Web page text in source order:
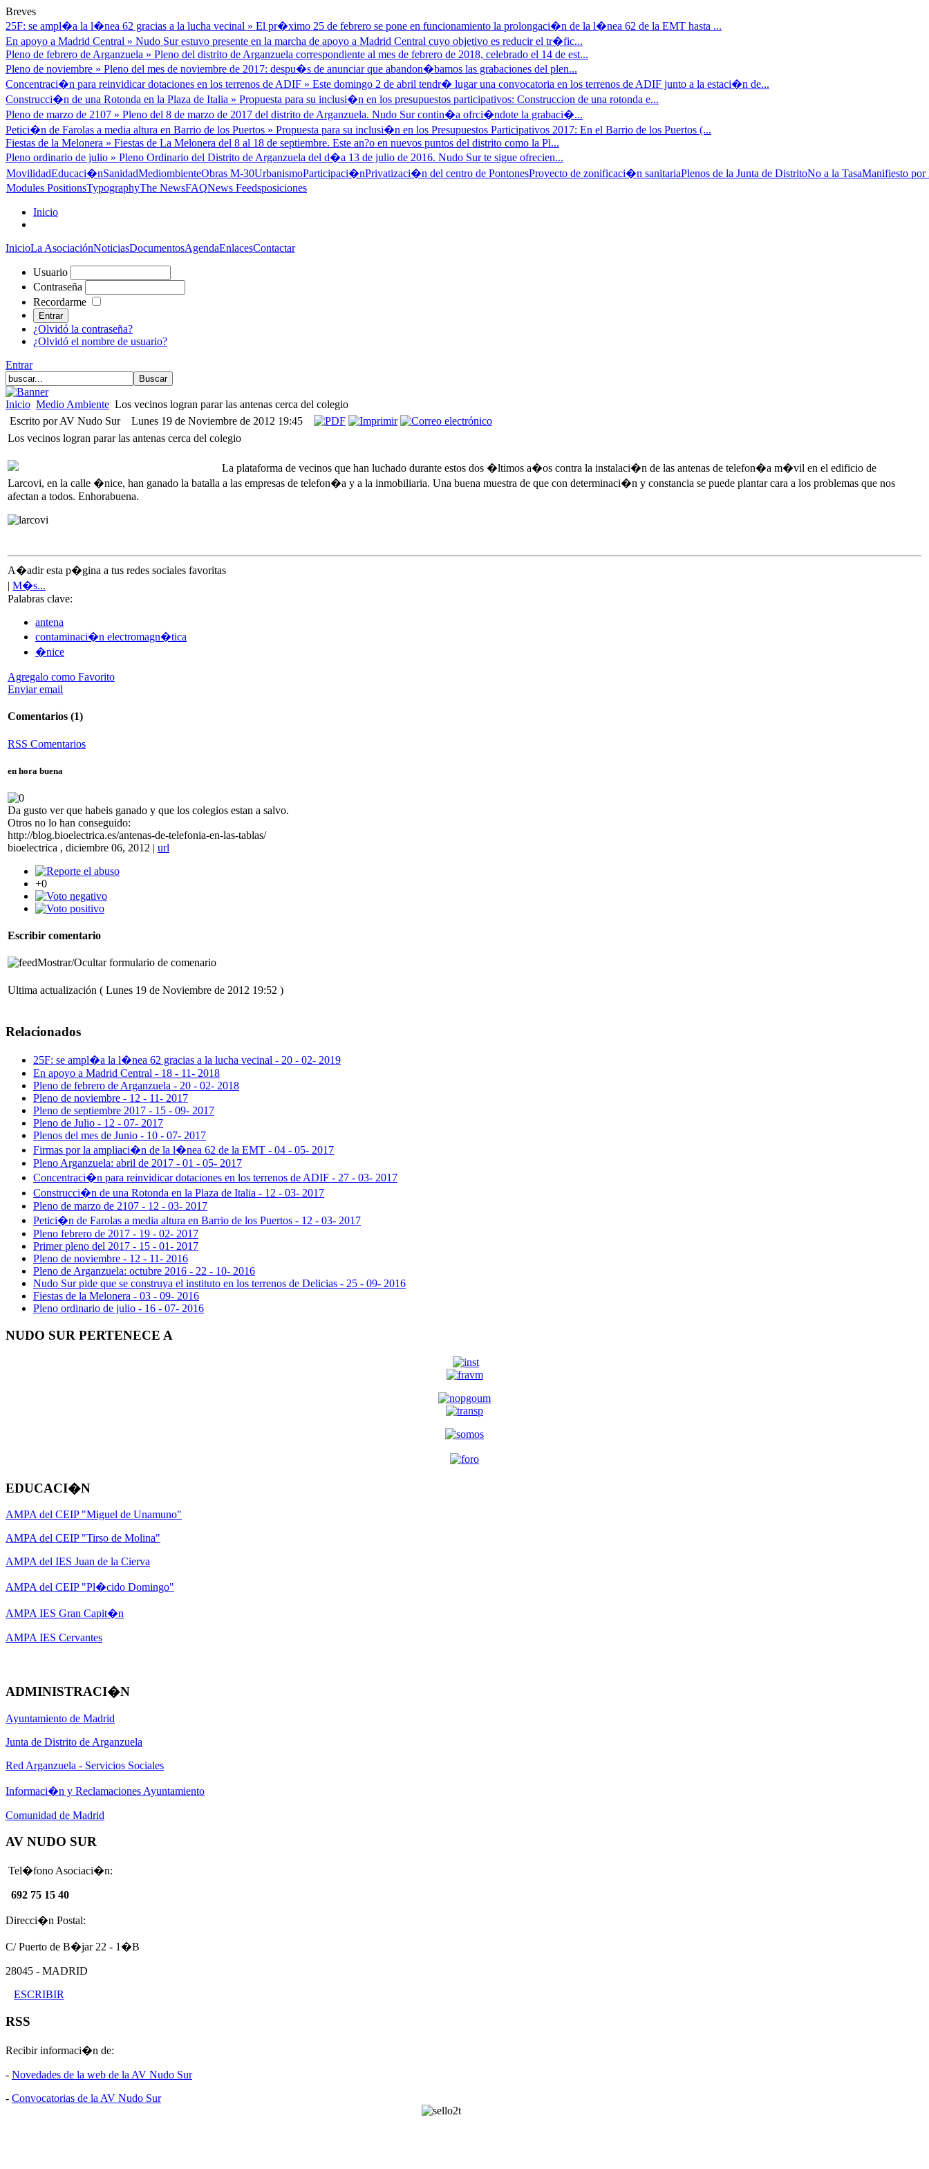
Breves
25F: se ampl�a la l�nea 62 gracias a la lucha vecinal » El pr�ximo 25 de febrero se pone en funcionamiento la prolongaci�n de la l�nea 62 de la EMT hasta ...
En apoyo a Madrid Central » Nudo Sur estuvo presente en la marcha de apoyo a Madrid Central cuyo objetivo es reducir el tr�fic...
Pleno de febrero de Arganzuela » Pleno del distrito de Arganzuela correspondiente al mes de febrero de 2018, celebrado el 14 de est...
Pleno de noviembre » Pleno del mes de noviembre de 2017: despu�s de anunciar que abandon�bamos las grabaciones del plen...
Concentraci�n para reinvidicar dotaciones en los terrenos de ADIF » Este domingo 2 de abril tendr� lugar una convocatoria en los terrenos de ADIF junto a la estaci�n de...
Construcci�n de una Rotonda en la Plaza de Italia » Propuesta para su inclusi�n en los presupuestos participativos: Construccion de una rotonda e...
Pleno de marzo de 2107 » Pleno del 8 de marzo de 2017 del distrito de Arganzuela. Nudo Sur contin�a ofrci�ndote la grabaci�...
Petici�n de Farolas a media altura en Barrio de los Puertos » Propuesta para su inclusi�n en los Presupuestos Participativos 2017: En el Barrio de los Puertos (...
Fiestas de la Melonera » Fiestas de La Melonera del 8 al 18 de septiembre. Este an?o en nuevos puntos del distrito como la Pl...
Pleno ordinario de julio » Pleno Ordinario del Distrito de Arganzuela del d�a 13 de julio de 2016. Nudo Sur te sigue ofrecien...
MovilidadEducaci�nSanidadMediombienteObras M-30UrbanismoParticipaci�nPrivatizaci�n del centro de PontonesProyecto de zonificaci�n sanitariaPlenos de la Junta de DistritoNo a la TasaManifiesto
Modules PositionsTypographyThe NewsFAQNews Feedsposiciones
Inicio
InicioLa AsociaciónNoticiasDocumentosAgendaEnlacesContactar
Usuario
Contraseña
Recordarme
¿Olvidó la contraseña?
¿Olvidó el nombre de usuario?
Entrar
Inicio Medio Ambiente Los vecinos logran parar las antenas cerca del colegio
Escrito por AV Nudo Sur
Lunes 19 de Noviembre de 2012 19:45
Los vecinos logran parar las antenas cerca del colegio
La plataforma de vecinos que han luchado durante estos dos �ltimos a�os contra la instalaci�n de las antenas de telefon�a m�vil en el edificio de
Larcovi, en la calle �nice, han ganado la batalla a las empresas de telefon�a y a la inmobiliaria. Una buena muestra de que con determinaci�n y constancia se puede plantar cara a los problemas que nos
afectan a todos. Enhorabuena.
A�adir esta p�gina a tus redes sociales favoritas
| M�s...
Palabras clave:
antena
contaminaci�n electromagn�tica
�nice
Agregalo como Favorito
Enviar email
Comentarios (1)
RSS Comentarios
en hora buena
Da gusto ver que habeis ganado y que los colegios estan a salvo.
Otros no lo han conseguido:
http://blog.bioelectrica.es/antenas-de-telefonia-en-las-tablas/
bioelectrica , diciembre 06, 2012 | url
+0
Escribir comentario
Mostrar/Ocultar formulario de comenario
Ultima actualización ( Lunes 19 de Noviembre de 2012 19:52 )
Relacionados
25F: se ampl�a la l�nea 62 gracias a la lucha vecinal - 20 - 02- 2019
En apoyo a Madrid Central - 18 - 11- 2018
Pleno de febrero de Arganzuela - 20 - 02- 2018
Pleno de noviembre - 12 - 11- 2017
Pleno de septiembre 2017 - 15 - 09- 2017
Pleno de Julio - 12 - 07- 2017
Plenos del mes de Junio - 10 - 07- 2017
Firmas por la ampliaci�n de la l�nea 62 de la EMT - 04 - 05- 2017
Pleno Arganzuela: abril de 2017 - 01 - 05- 2017
Concentraci�n para reinvidicar dotaciones en los terrenos de ADIF - 27 - 03- 2017
Construcci�n de una Rotonda en la Plaza de Italia - 12 - 03- 2017
Pleno de marzo de 2107 - 12 - 03- 2017
Petici�n de Farolas a media altura en Barrio de los Puertos - 12 - 03- 2017
Pleno febrero de 2017 - 19 - 02- 2017
Primer pleno del 2017 - 15 - 01- 2017
Pleno de noviembre - 12 - 11- 2016
Pleno de Arganzuela: octubre 2016 - 22 - 10- 2016
Nudo Sur pide que se construya el instituto en los terrenos de Delicias - 25 - 09- 2016
Fiestas de la Melonera - 03 - 09- 2016
Pleno ordinario de julio - 16 - 07- 2016
NUDO SUR PERTENECE A
EDUCACI�N
AMPA del CEIP "Miguel de Unamuno"
AMPA del CEIP "Tirso de Molina"
AMPA del IES Juan de la Cierva
AMPA del CEIP "Pl�cido Domingo"
AMPA IES Gran Capit�n
AMPA IES Cervantes
ADMINISTRACI�N
Ayuntamiento de Madrid
Junta de Distrito de Arganzuela
Red Arganzuela - Servicios Sociales
Informaci�n y Reclamaciones Ayuntamiento
Comunidad de Madrid
AV NUDO SUR
Tel�fono Asociaci�n:
692 75 15 40
Direcci�n Postal:
C/ Puerto de B�jar 22 - 1�B
28045 - MADRID
ESCRIBIR
RSS
Recibir informaci�n de:
- Novedades de la web de la AV Nudo Sur
- Convocatorias de la AV Nudo Sur